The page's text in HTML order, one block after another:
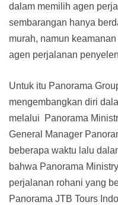
dalam memilih agen
sembarangan hanya
murah, namun
agen perjalanan
Untuk itu Panorama
mengembangkan diri
melalui Panorama
General Manager
beberapa waktu lalu
bahwa Panorama
perjalanan rohani yang
Panorama JTB Tours